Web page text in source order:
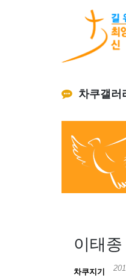
차쿠갤러
이태
차쿠지기